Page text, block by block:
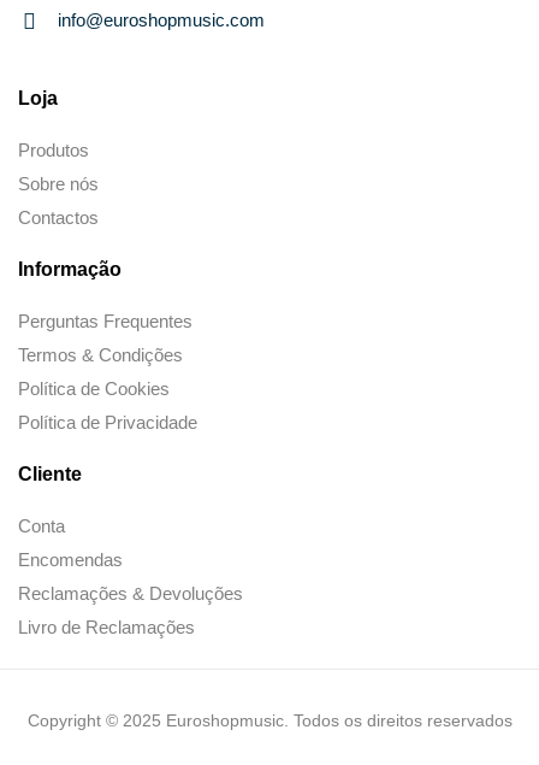
info@euroshopmusic.com
Loja
Produtos
Sobre nós
Contactos
Informação
Perguntas Frequentes
Termos & Condições
Política de Cookies
Política de Privacidade
Cliente
Conta
Encomendas
Reclamações & Devoluções
Livro de Reclamações
Copyright © 2025 Euroshopmusic. Todos os direitos reservados